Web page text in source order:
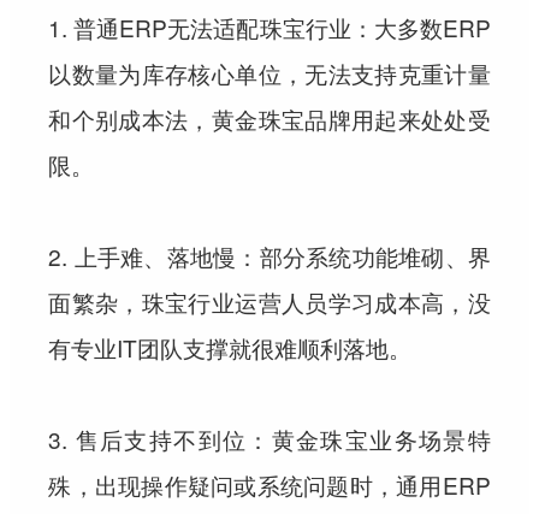
1. 普通ERP无法适配珠宝行业：大多数ERP
以数量为库存核心单位，无法支持克重计量
和个别成本法，黄金珠宝品牌用起来处处受
限。
2. 上手难、落地慢：部分系统功能堆砌、界
面繁杂，珠宝行业运营人员学习成本高，没
有专业IT团队支撑就很难顺利落地。
3. 售后支持不到位：黄金珠宝业务场景特
殊，出现操作疑问或系统问题时，通用ERP